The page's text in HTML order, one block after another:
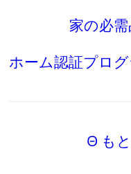
家の必
ホーム認証プロ
Θ も